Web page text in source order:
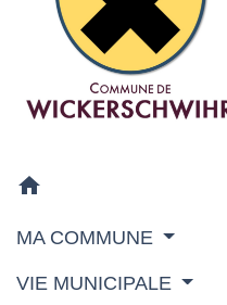
home
MA COMMUNE
VIE MUNICIPALE